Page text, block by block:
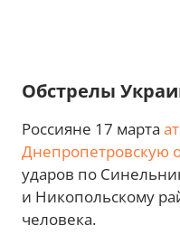
Обстрелы
Россияне 17 марта
Днепропетровскую
ударов по
и Никопольскому
человека.